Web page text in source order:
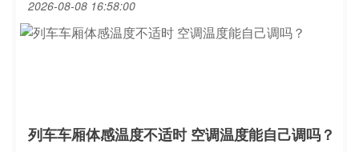
2026-08-08 16:58:00
列车车厢体感温度不适时 空调温度能自己调吗？